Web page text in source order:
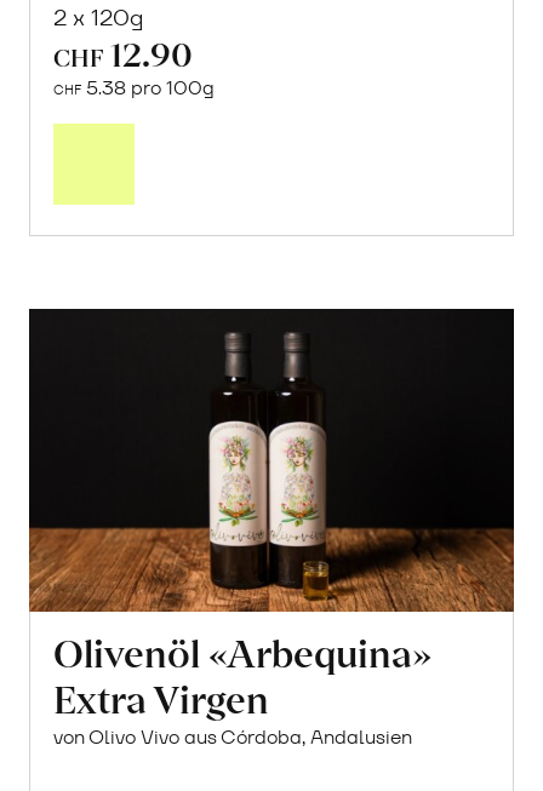
2 x 120g
CHF 12.90
CHF 5.38 pro 100g
Olivenöl «Arbequina»
Extra Virgen
von Olivo Vivo aus Córdoba, Andalusien